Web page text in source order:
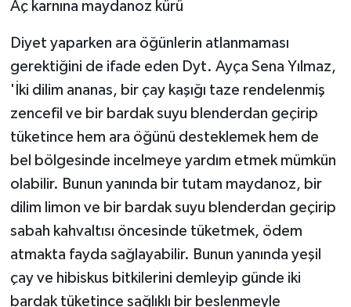
Aç karnına maydanoz kürü
Diyet yaparken ara öğünlerin atlanmaması
gerektiğini de ifade eden Dyt. Ayça Sena Yılmaz,
'İki dilim ananas, bir çay kaşığı taze rendelenmiş
zencefil ve bir bardak suyu blenderdan geçirip
tüketince hem ara öğünü desteklemek hem de
bel bölgesinde incelmeye yardım etmek mümkün
olabilir. Bunun yanında bir tutam maydanoz, bir
dilim limon ve bir bardak suyu blenderdan geçirip
sabah kahvaltısı öncesinde tüketmek, ödem
atmakta fayda sağlayabilir. Bunun yanında yeşil
çay ve hibiskus bitkilerini demleyip günde iki
bardak tüketince sağlıklı bir beslenmeyle